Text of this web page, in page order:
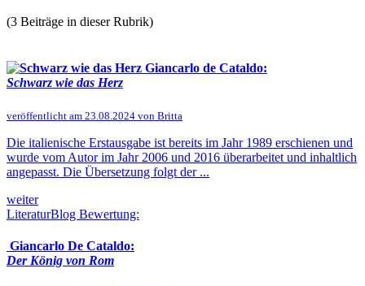
(3 Beiträge in dieser Rubrik)
Giancarlo de Cataldo:
Schwarz wie das Herz
veröffentlicht am 23.08.2024 von Britta
Die italienische Erstausgabe ist bereits im Jahr 1989 erschienen und
wurde vom Autor im Jahr 2006 und 2016 überarbeitet und inhaltlich
angepasst. Die Übersetzung folgt der ...
weiter
LiteraturBlog Bewertung:
Giancarlo De Cataldo:
Der König von Rom